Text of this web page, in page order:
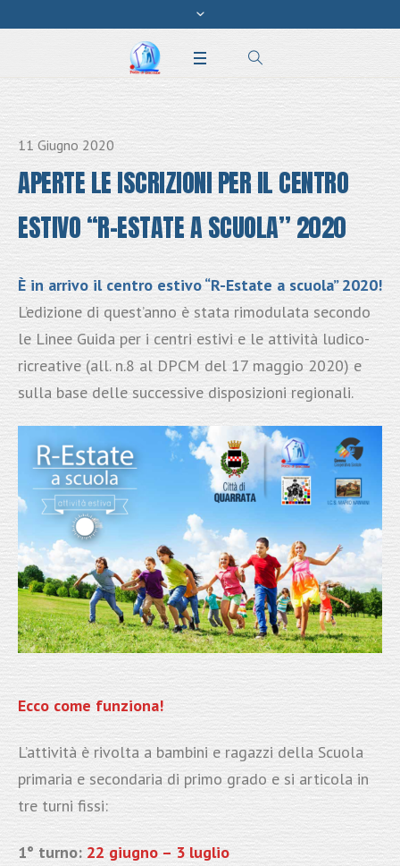
11 Giugno 2020
APERTE LE ISCRIZIONI PER IL CENTRO
ESTIVO “R-ESTATE A SCUOLA” 2020
È in arrivo il centro estivo “R-Estate a scuola” 2020!
L’edizione di quest’anno è stata rimodulata secondo
le Linee Guida per i centri estivi e le attività ludico-
ricreative (all. n.8 al DPCM del 17 maggio 2020) e
sulla base delle successive disposizioni regionali.
Ecco come funziona!
L’attività è rivolta a bambini e ragazzi della Scuola
primaria e secondaria di primo grado e si articola in
tre turni fissi:
1° turno:22 giugno – 3 luglio